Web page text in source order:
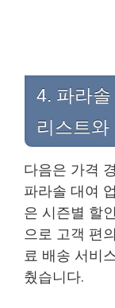
4. 파라
리스트와
다음은 가격
파라솔 대여
은 시즌별 할
으로 고객 편
료 배송 서비
췄습니다.